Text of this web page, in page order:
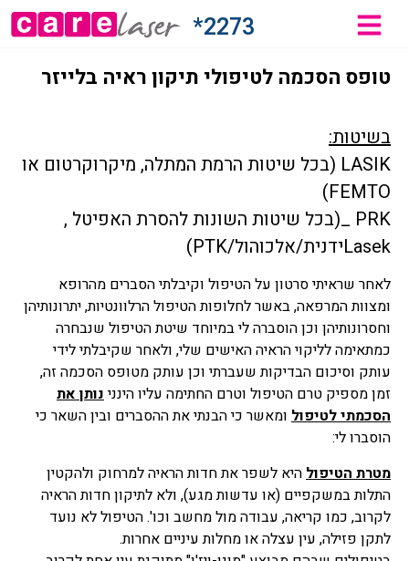
2273*
טופס הסכמה לטיפולי תיקון ראיה בלייזר
בשיטות:
LASIK (בכל שיטות הרמת המתלה, מיקרוקרטום או
FEMTO)
PRK _(בכל שיטות השונות להסרת האפיטל ,
Lasekידנית/אלכוהול/PTK)
לאחר שראיתי סרטון על הטיפול וקיבלתי הסברים מהרופא
ומצוות המרפאה, באשר לחלופות הטיפול הרלוונטיות, יתרונותיהן
וחסרונותיהן וכן הוסברה לי במיוחד שיטת הטיפול שנבחרה
כמתאימה לליקוי הראיה האישים שלי, ולאחר שקיבלתי לידי
עותק וסיכום הבדיקות שעברתי וכן עותק מטופס הסכמה זה,
זמן מספיק טרם הטיפול וטרם החתימה עליו היננינותן את
הסכמתי לטיפול ומאשר כי הבנתי את ההסברים ובין השאר כי
הוסברו לי:
מטרת הטיפול היא לשפר את חדות הראיה למרחוק ולהקטין
התלות במשקפיים (או עדשות מגע), ולא לתיקון חדות הראיה
לקרוב, כמו קריאה, עבודה מול מחשב וכו'. הטיפול לא נועד
לתקן פזילה, עין עצלה או מחלות עיניים אחרות.